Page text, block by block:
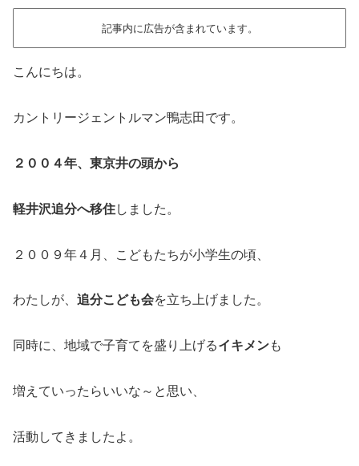
記事内に広告が含まれています。
こんにちは。
カントリージェントルマン鴨志田です。
２００４年、東京井の頭から
軽井沢追分へ移住しました。
２００９年４月、こどもたちが小学生の頃、
わたしが、 追分こども会を立ち上げました。
同時に、地域で子育てを盛り上げるイキメンも
増えていったらいいな～と思い、
活動してきましたよ。